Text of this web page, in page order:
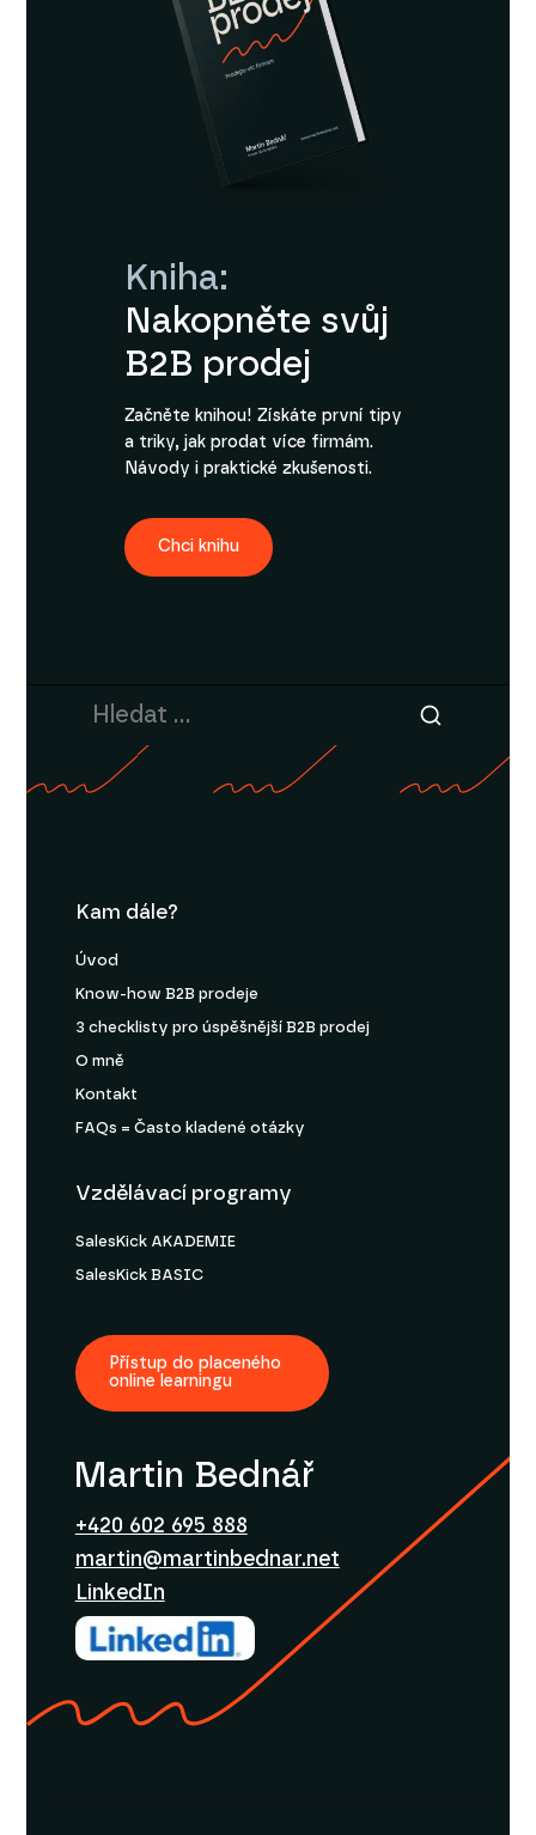
Kniha:
Nakopněte svůj
B2B prodej
Začněte knihou! Získáte první tipy
a triky, jak prodat více firmám.
Návody i praktické zkušenosti.
Chci knihu
Kam dále?
Úvod
Know-how B2B prodeje
3 checklisty pro úspěšnější B2B prodej
O mně
Kontakt
FAQs = Často kladené otázky
Vzdělávací programy
SalesKick AKADEMIE
SalesKick BASIC
Přístup do placeného
online learningu
Martin Bednář
+420 602 695 888
martin@martinbednar.net
LinkedIn